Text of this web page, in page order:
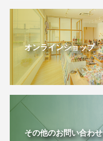
オンラインショップ
その他のお問い合わせ